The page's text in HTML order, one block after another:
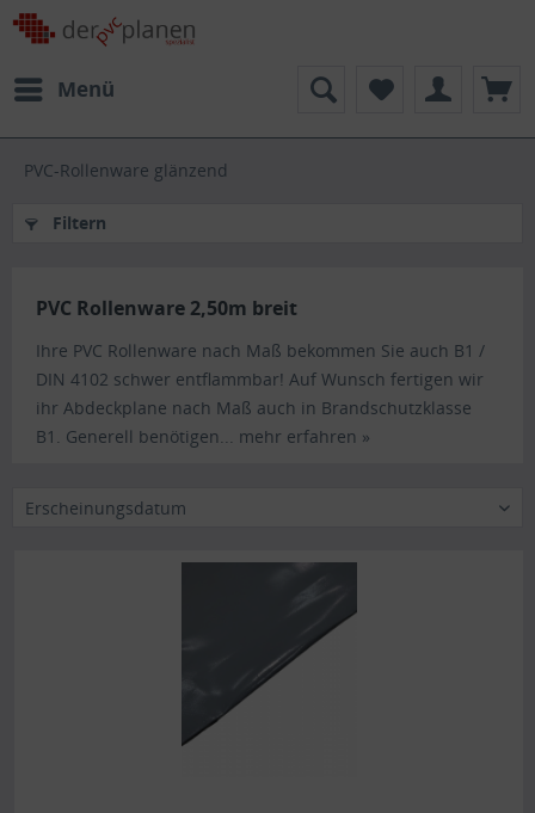
Menü
PVC-Rollenware glänzend
Filtern
PVC Rollenware 2,50m breit
Ihre PVC Rollenware nach Maß bekommen Sie auch B1 /
DIN 4102 schwer entflammbar! Auf Wunsch fertigen wir
ihr Abdeckplane nach Maß auch in Brandschutzklasse
B1. Generell benötigen... mehr erfahren »
Erscheinungsdatum